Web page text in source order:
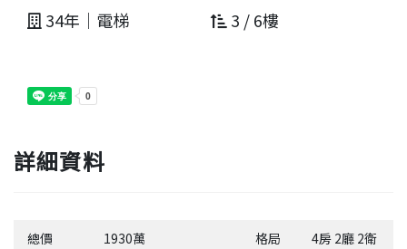
34年｜電梯
3 / 6樓
詳細資料
總價 1930萬 格局 4房 2廳 2衛